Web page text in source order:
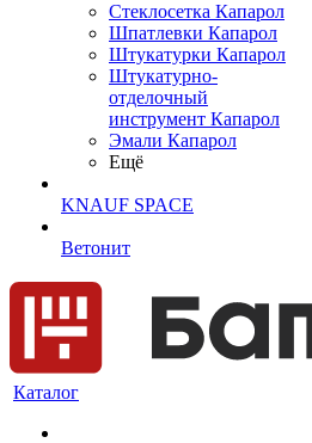
Cтеклосетка Капарол
Шпатлевки Капарол
Штукатурки Капарол
Штукатурно-
отделочный
инструмент Капарол
Эмали Капарол
Ещё
KNAUF SPACE
Ветонит
Каталог